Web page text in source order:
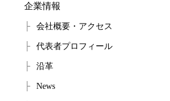
企業情報
会社概要・アクセス
代表者プロフィール
沿革
News